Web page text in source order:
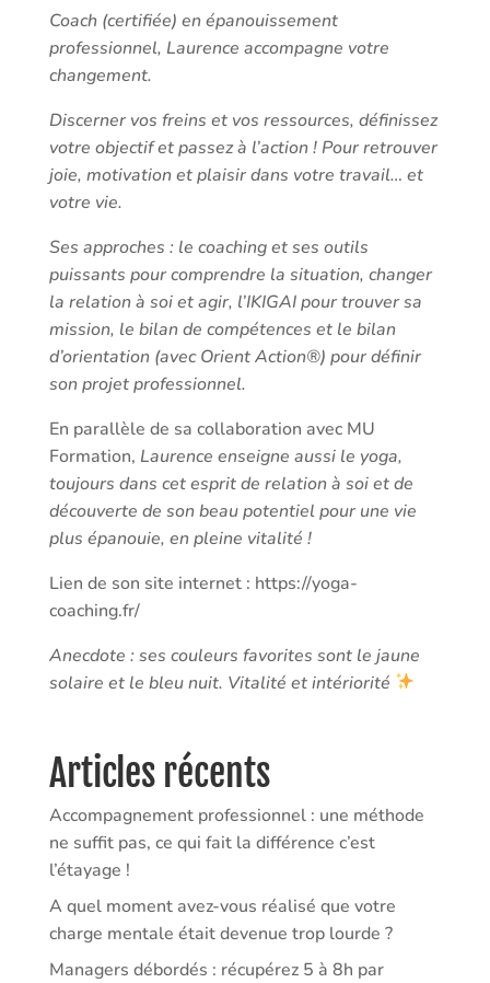
Coach (certifiée) en épanouissement
professionnel, Laurence accompagne votre
changement.
Discerner vos freins et vos ressources, définissez
votre objectif et passez à l’action ! Pour retrouver
joie, motivation et plaisir dans votre travail… et
votre vie.
Ses approches : le coaching et ses outils
puissants pour comprendre la situation, changer
la relation à soi et agir, l’IKIGAI pour trouver sa
mission, le bilan de compétences et le bilan
d’orientation (avec Orient Action®) pour définir
son projet professionnel.
En parallèle de sa collaboration avec MU
Formation, Laurence enseigne aussi le yoga,
toujours dans cet esprit de relation à soi et de
découverte de son beau potentiel pour une vie
plus épanouie, en pleine vitalité !
Lien de son site internet : https://yoga-
coaching.fr/
Anecdote : ses couleurs favorites sont le jaune
solaire et le bleu nuit. Vitalité et intériorité
Articles récents
Accompagnement professionnel : une méthode
ne suffit pas, ce qui fait la différence c’est
l’étayage !
A quel moment avez-vous réalisé que votre
charge mentale était devenue trop lourde ?
Managers débordés : récupérez 5 à 8h par